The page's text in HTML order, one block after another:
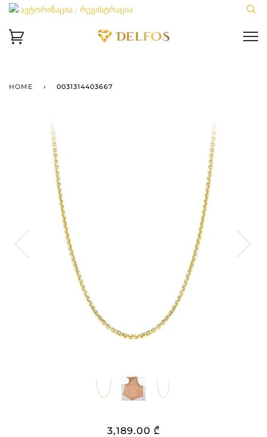
ავტორიზაცია / რეგისტრაცია
HOME › 0031314403667
3,189.00 ₾